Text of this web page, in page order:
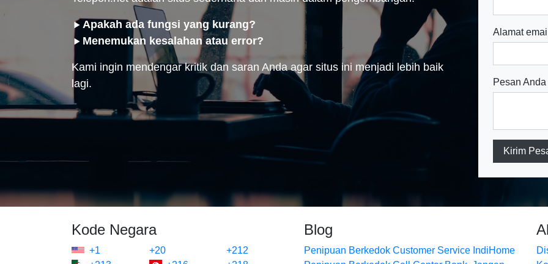
Apakah ada fungsi yang kurang?
Menemukan kesalahan atau error?
Kami ingin mendengar kritik dan saran Anda agar situs ini menjadi lebih baik
lagi.
Alamat
Pesan Anda
Kirim
Kode Negara
+1 +20
+212
Blog
Penipuan Berkedok Customer Service IndiHome